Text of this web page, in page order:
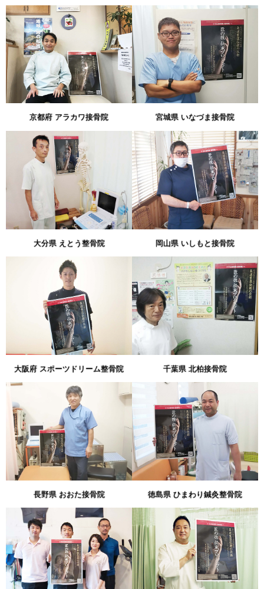
京都府 アラカワ接骨院 宮城県 いなづま接骨院
大分県 えとう整骨院 岡山県 いしもと接骨院
大阪府 スポーツドリーム整骨院 千葉県 北柏接骨院
長野県 おおた接骨院 徳島県 ひまわり鍼灸整骨院